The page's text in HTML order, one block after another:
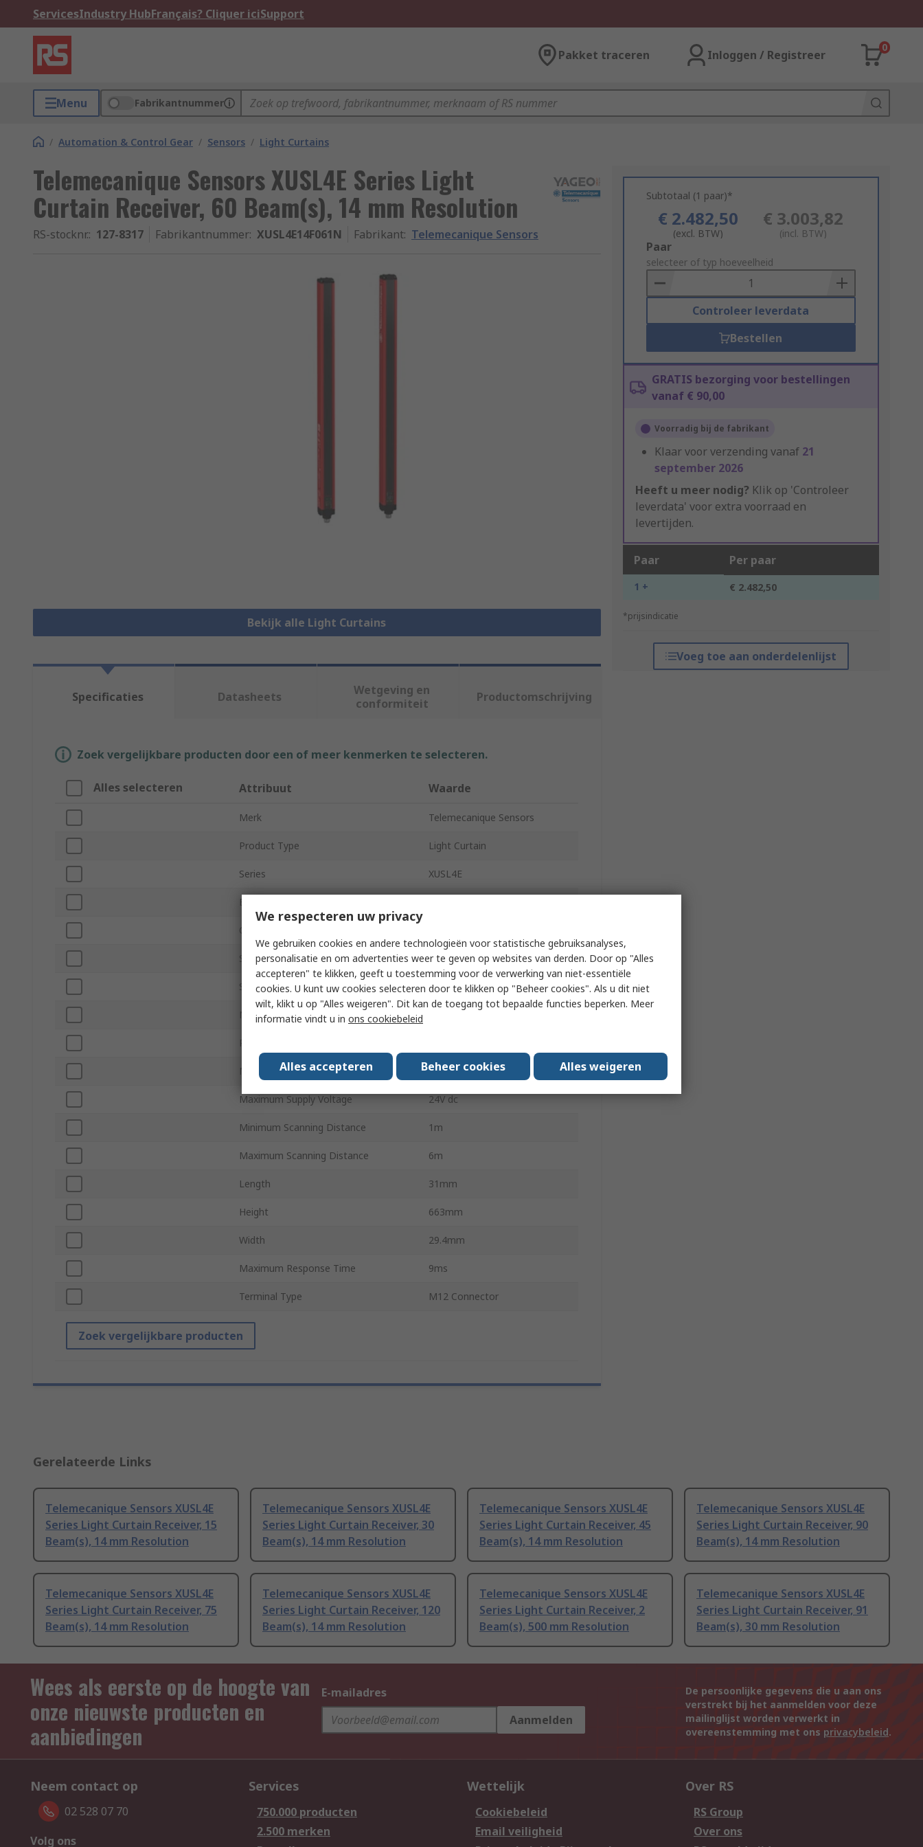
ServicesIndustry HubFrançais? Cliquer iciSupport
Pakket traceren Inloggen / Registreer
0
Menu Fabrikantnummer
/ Automation & Control Gear / Sensors / Light Curtains
Telemecanique Sensors XUSL4E Series Light
Curtain Receiver, 60 Beam(s), 14 mm Resolution
RS-stocknr.: 127-8317 Fabrikantnummer: XUSL4E14F061N Fabrikant: Telemecanique Sensors
Bekijk alle Light Curtains
Subtotaal (1 paar)*
€ 2.482,50
(excl. BTW)
€ 3.003,82
(incl. BTW)
Add
to
Basket
Paar
selecteer of typ hoeveelheid
Controleer leverdata
Bestellen
GRATIS bezorging voor bestellingen
vanaf € 90,00
Voorradig bij de fabrikant
Klaar voor verzending vanaf 21
september 2026
Heeft u meer nodig? Klik op 'Controleer
leverdata' voor extra voorraad en
levertijden.
Paar Per paar
1 + € 2.482,50
*prijsindicatie
Voeg toe aan onderdelenlijst
Specificaties Datasheets
Wetgeving en
conformiteit
Productomschrijving
Zoek vergelijkbare producten door een of meer kenmerken te selecteren.
Alles selecteren Attribuut Waarde
Merk Telemecanique Sensors
Product Type Light Curtain
Series XUSL4E
Beam Resolution
Component Type
Safety Type Type 4
Standards/Approvals e
Number of Beams
Protective Height
Maximum Protective Width 6m
Maximum Supply Voltage 24V dc
Minimum Scanning Distance 1m
Maximum Scanning Distance 6m
Length 31mm
Height 663mm
Width 29.4mm
Maximum Response Time 9ms
Terminal Type M12 Connector
Zoek vergelijkbare producten
Gerelateerde Links
Telemecanique Sensors XUSL4E
Series Light Curtain Receiver, 15
Beam(s), 14 mm Resolution
Telemecanique Sensors XUSL4E
Series Light Curtain Receiver, 30
Beam(s), 14 mm Resolution
Telemecanique Sensors XUSL4E
Series Light Curtain Receiver, 45
Beam(s), 14 mm Resolution
Telemecanique Sensors XUSL4E
Series Light Curtain Receiver, 90
Beam(s), 14 mm Resolution
Telemecanique Sensors XUSL4E
Series Light Curtain Receiver, 75
Beam(s), 14 mm Resolution
Telemecanique Sensors XUSL4E
Series Light Curtain Receiver, 120
Beam(s), 14 mm Resolution
Telemecanique Sensors XUSL4E
Series Light Curtain Receiver, 2
Beam(s), 500 mm Resolution
Telemecanique Sensors XUSL4E
Series Light Curtain Receiver, 91
Beam(s), 30 mm Resolution
Wees als eerste op de hoogte van
onze nieuwste producten en
aanbiedingen
E-mailadres
Aanmelden
De persoonlijke gegevens die u aan ons
verstrekt bij het aanmelden voor deze
mailinglijst worden verwerkt in
overeenstemming met ons privacybeleid.
Neem contact op
02 528 07 70
Volg ons
Services
750.000 producten
2.500 merken
Wettelijk
Cookiebeleid
Email veiligheid
Over RS
RS Group
Over ons
We respecteren uw privacy
We gebruiken cookies en andere technologieën voor statistische gebruiksanalyses,
personalisatie en om advertenties weer te geven op websites van derden. Door op "Alles
accepteren" te klikken, geeft u toestemming voor de verwerking van niet-essentiële
cookies. U kunt uw cookies selecteren door te klikken op "Beheer cookies". Als u dit niet
wilt, klikt u op "Alles weigeren". Dit kan de toegang tot bepaalde functies beperken. Meer
informatie vindt u in ons cookiebeleid
Alles accepteren Beheer cookies Alles weigeren